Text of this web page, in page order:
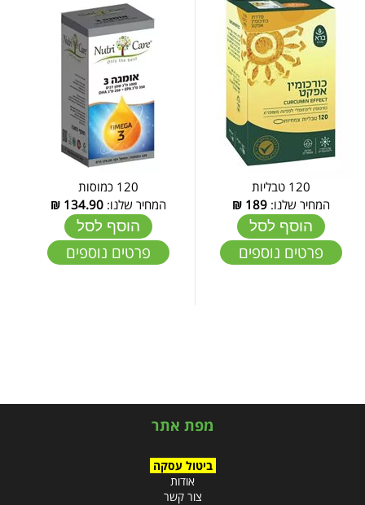
120 טבליות
המחיר שלנו: 189
₪
הוסף לסל
פרטים נוספים
120 כמוסות
המחיר שלנו:134.90
₪
הוסף לסל
פרטים נוספים
מפת אתר
ביטול עסקה
אודות
צור קשר